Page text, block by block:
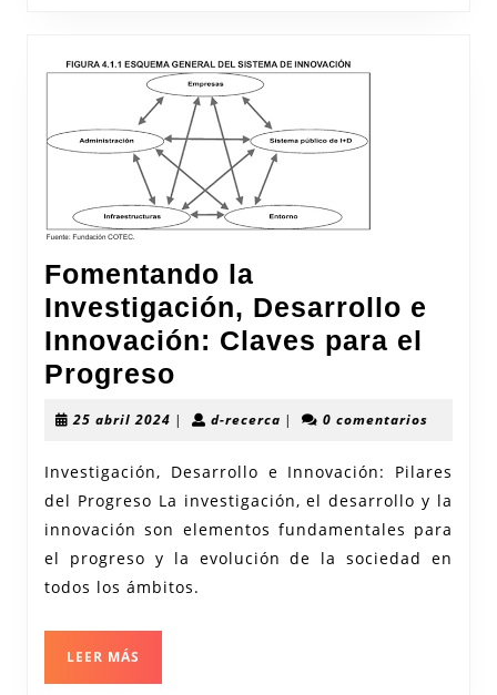
Fomentando la
Investigación, Desarrollo e
Innovación: Claves para el
Progreso
la
Desarrollo
e
Innovación:
Claves
25 abril 2024 25| d-recercad-| 0 comentarios
Investigación, Desarrollo e Innovación: Pilares
del Progreso La investigación, el desarrollo y la
innovación son elementos fundamentales para
el progreso y la evolución de la sociedad en
todos los ámbitos.
LEER MÁS